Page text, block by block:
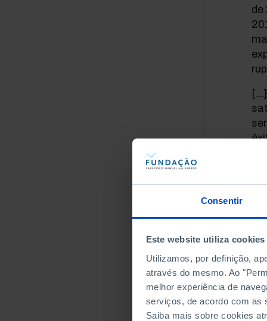
Consentir
Este website utiliza cookies
Utilizamos, por definição,
através do mesmo. Ao
melhor experiência de
serviços, de acordo com as
Saiba mais sobre cookies
de
e
e
[…]